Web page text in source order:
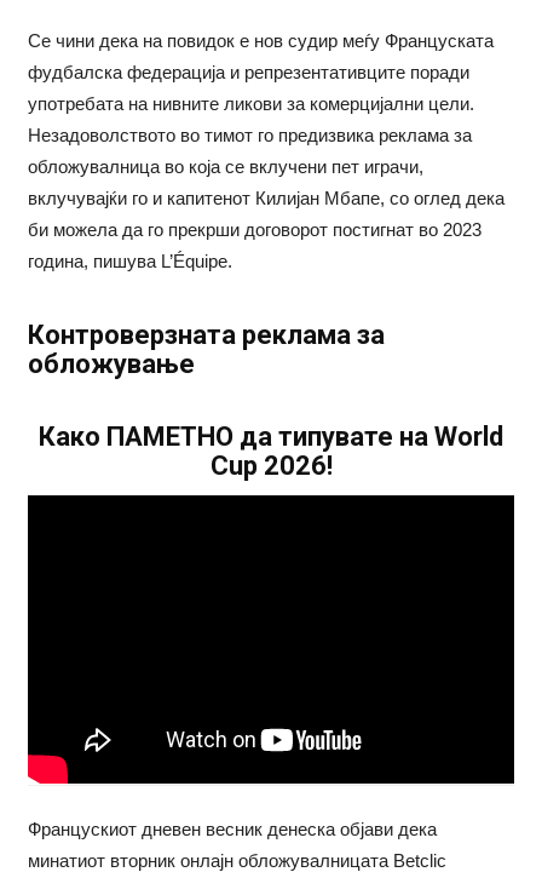
Се чини дека на повидок е нов судир меѓу Француската
фудбалска федерација и репрезентативците поради
употребата на нивните ликови за комерцијални цели.
Незадоволството во тимот го предизвика реклама за
обложувалница во која се вклучени пет играчи,
вклучувајќи го и капитенот Килијан Мбапе, со оглед дека
би можела да го прекрши договорот постигнат во 2023
година, пишува L’Équipe.
Контроверзната реклама за
обложување
Како ПАМЕТНО да типувате на World
Cup 2026!
Францускиот дневен весник денеска објави дека
минатиот вторник онлајн обложувалницата Betclic